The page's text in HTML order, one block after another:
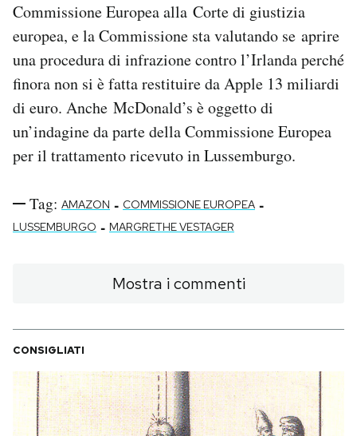
Commissione Europea alla Corte di giustizia
europea, e la Commissione sta valutando se aprire
una procedura di infrazione contro l’Irlanda perché
finora non si è fatta restituire da Apple 13 miliardi
di euro. Anche McDonald’s è oggetto di
un’indagine da parte della Commissione Europea
per il trattamento ricevuto in Lussemburgo.
Tag: AMAZON - COMMISSIONE EUROPEA -
LUSSEMBURGO - MARGRETHE VESTAGER
Mostra i commenti
CONSIGLIATI